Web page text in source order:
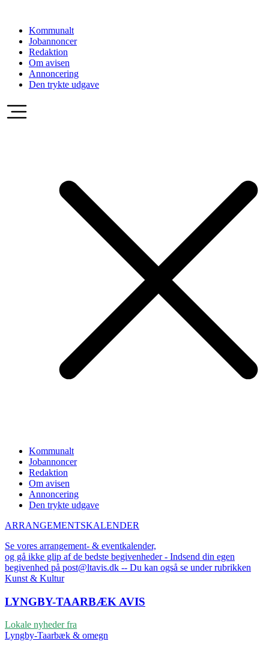
indholdKommunalt
Jobannoncer
Redaktion
Om avisen
Annoncering
Den trykte udgave
Kommunalt
Jobannoncer
Redaktion
Om avisen
Annoncering
Den trykte udgave
ARRANGEMENTSKALENDER
Se vores arrangement- & eventkalender,
og gå ikke glip af de bedste begivenheder - Indsend din egen
begivenhed på post@ltavis.dk -- Du kan også se under rubrikken
Kunst & Kultur
LYNGBY-TAARBÆK AVIS
Lokale nyheder fra
Lyngby-Taarbæk & omegn